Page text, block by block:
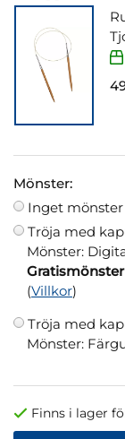
Mönster:
Inget mönster
Tröja med
Mönster:
Gratismönster
(Villkor)
Tröja med
Mönster:
Finns i lager